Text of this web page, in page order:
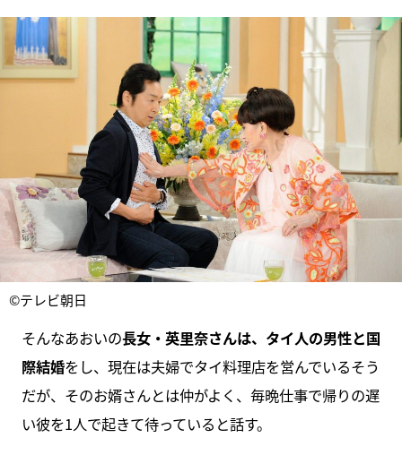
©テレビ朝日
そんなあおいの長女・英里奈さんは、タイ人の男性と国
際結婚をし、現在は夫婦でタイ料理店を営んでいるそう
だが、そのお婿さんとは仲がよく、毎晩仕事で帰りの遅
い彼を1人で起きて待っていると話す。